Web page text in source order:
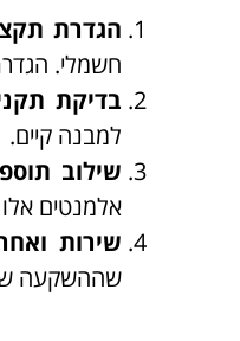
הגדרת
חשמלי.
בדיקת
למבנה קיים.
שילוב
אלמנטים
שירות
שההשקעה